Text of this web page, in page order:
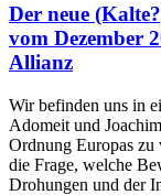
Der neue
vom Dezember
Allianz
Wir befinden uns in
Adomeit und
Ordnung Europas zu
die Frage, welche
Drohungen und der